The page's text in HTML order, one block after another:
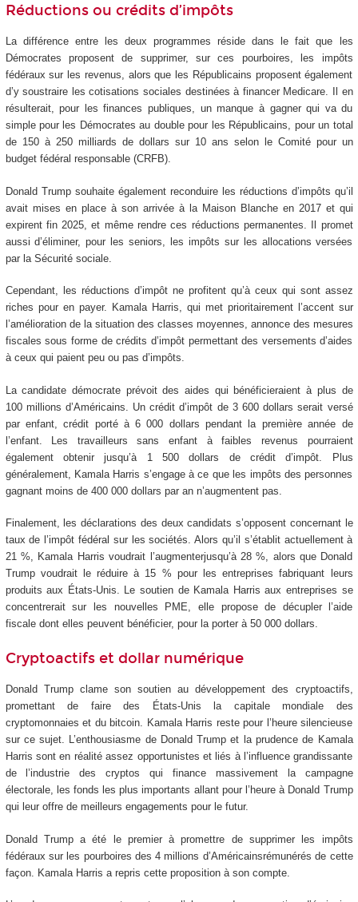
Réductions ou crédits d’impôts
La différence entre les deux programmes réside dans le fait que les
Démocrates proposent de supprimer, sur ces pourboires, les impôts
fédéraux sur les revenus, alors que les Républicains proposent également
d’y soustraire les cotisations sociales destinées à financer Medicare. Il en
résulterait, pour les finances publiques, un manque à gagner qui va du
simple pour les Démocrates au double pour les Républicains, pour un total
de 150 à 250 milliards de dollars sur 10 ans selon le Comité pour un
budget fédéral responsable (CRFB).
Donald Trump souhaite également reconduire les réductions d’impôts qu’il
avait mises en place à son arrivée à la Maison Blanche en 2017 et qui
expirent fin 2025, et même rendre ces réductions permanentes. Il promet
aussi d’éliminer, pour les seniors, les impôts sur les allocations versées
par la Sécurité sociale.
Cependant, les réductions d’impôt ne profitent qu’à ceux qui sont assez
riches pour en payer. Kamala Harris, qui met prioritairement l’accent sur
l’amélioration de la situation des classes moyennes, annonce des mesures
fiscales sous forme de crédits d’impôt permettant des versements d’aides
à ceux qui paient peu ou pas d’impôts.
La candidate démocrate prévoit des aides qui bénéficieraient à plus de
100 millions d’Américains. Un crédit d’impôt de 3 600 dollars serait versé
par enfant, crédit porté à 6 000 dollars pendant la première année de
l’enfant. Les travailleurs sans enfant à faibles revenus pourraient
également obtenir jusqu’à 1 500 dollars de crédit d’impôt. Plus
généralement, Kamala Harris s’engage à ce que les impôts des personnes
gagnant moins de 400 000 dollars par an n’augmentent pas.
Finalement, les déclarations des deux candidats s’opposent concernant le
taux de l’impôt fédéral sur les sociétés. Alors qu’il s’établit actuellement à
21 %, Kamala Harris voudrait l’augmenterjusqu’à 28 %, alors que Donald
Trump voudrait le réduire à 15 % pour les entreprises fabriquant leurs
produits aux États-Unis. Le soutien de Kamala Harris aux entreprises se
concentrerait sur les nouvelles PME, elle propose de décupler l’aide
fiscale dont elles peuvent bénéficier, pour la porter à 50 000 dollars.
Cryptoactifs et dollar numérique
Donald Trump clame son soutien au développement des cryptoactifs,
promettant de faire des États-Unis la capitale mondiale des
cryptomonnaies et du bitcoin. Kamala Harris reste pour l’heure silencieuse
sur ce sujet. L’enthousiasme de Donald Trump et la prudence de Kamala
Harris sont en réalité assez opportunistes et liés à l’influence grandissante
de l’industrie des cryptos qui finance massivement la campagne
électorale, les fonds les plus importants allant pour l’heure à Donald Trump
qui leur offre de meilleurs engagements pour le futur.
Donald Trump a été le premier à promettre de supprimer les impôts
fédéraux sur les pourboires des 4 millions d’Américainsrémunérés de cette
façon. Kamala Harris a repris cette proposition à son compte.